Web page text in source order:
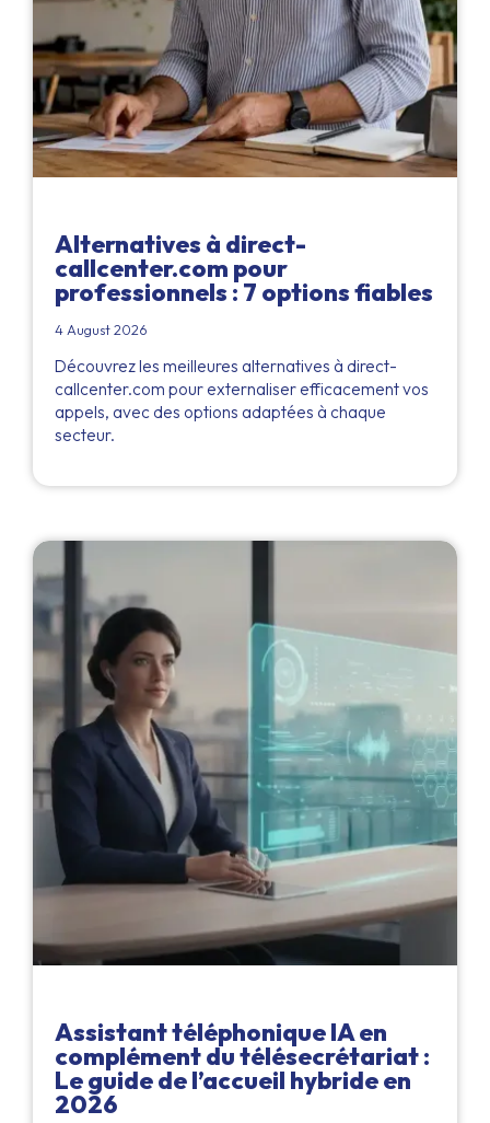
Alternatives à direct-
callcenter.com pour
professionnels : 7 options fiables
4 August 2026
Découvrez les meilleures alternatives à direct-
callcenter.com pour externaliser efficacement vos
appels, avec des options adaptées à chaque
secteur.
Assistant téléphonique IA en
complément du télésecrétariat :
Le guide de l’accueil hybride en
2026